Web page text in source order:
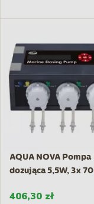
AQUA NOVA Pompa
dozująca 5,5W, 3x 70
406,30 zł